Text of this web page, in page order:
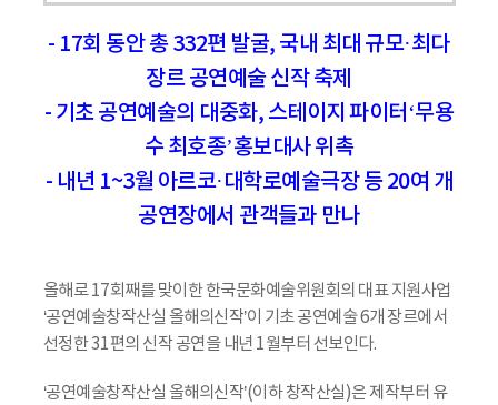
- 17회 동안 총 332편 발굴, 국내 최대 규모·최다
장르 공연예술 신작 축제
- 기초 공연예술의 대중화, 스테이지 파이터‘무용
수 최호종’홍보대사 위촉
- 내년 1~3월 아르코·대학로예술극장 등 20여 개
공연장에서 관객들과 만나
올해로 17회째를 맞이한 한국문화예술위원회의 대표 지원사업
‘공연예술창작산실 올해의신작’이 기초 공연예술 6개 장르에서
선정한 31편의 신작 공연을 내년 1월부터 선보인다.
‘공연예술창작산실 올해의신작’(이하 창작산실)은 제작부터 유